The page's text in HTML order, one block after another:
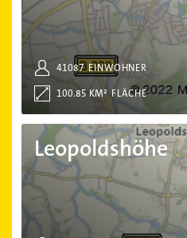
EINWOHNER
41087
FLÄCHE
100.85 KM²
Leopoldshöhe
Leopoldshöhe